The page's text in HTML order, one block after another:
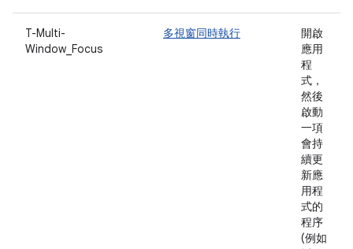
T-Multi-
Window_Focus
多視窗同時執行
開啟
應用
程
式，
然後
啟動
一項
會持
續更
新應
用程
式的
程序
(例如